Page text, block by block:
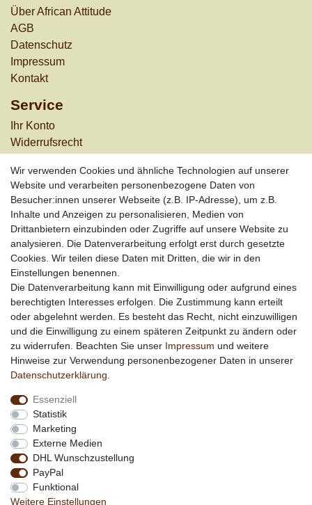
Über African Attitude
AGB
Datenschutz
Impressum
Kontakt
Service
Ihr Konto
Widerrufs­recht
Zahlungsarten
Informationen
Werbung
Links
Vertrag widerrufen
*außer Sonderartikel + Porto; keine Kombination mit
anderen Rabattaktionen
Wir verwenden Cookies und ähnliche Technologien auf unserer
Website und verarbeiten personenbezogene Daten von
Besucher:innen unserer Webseite (z.B. IP-Adresse), um z.B.
Inhalte und Anzeigen zu personalisieren, Medien von
Drittanbietern einzubinden oder Zugriffe auf unsere Website zu
analysieren. Die Datenverarbeitung erfolgt erst durch gesetzte
Cookies. Wir teilen diese Daten mit Dritten, die wir in den
Einstellungen benennen.
Die Datenverarbeitung kann mit Einwilligung oder aufgrund eines
berechtigten Interesses erfolgen. Die Zustimmung kann erteilt
oder abgelehnt werden. Es besteht das Recht, nicht einzuwilligen
und die Einwilligung zu einem späteren Zeitpunkt zu ändern oder
zu widerrufen. Beachten Sie unser Impressum und weitere
Hinweise zur Verwendung personenbezogener Daten in unserer
Daten­schutz­erklärung
Essenziell
Statistik
Marketing
Externe Medien
DHL Wunschzustellung
PayPal
Funktional
Weitere Einstellungen